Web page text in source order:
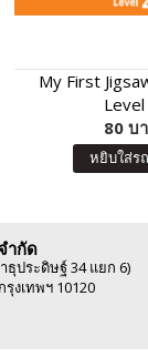
My First
Level
80 บ
หยิบใส่ร
ำกัด
ประดิษฐ์ 34 แยก 6)
งเทพฯ 10120